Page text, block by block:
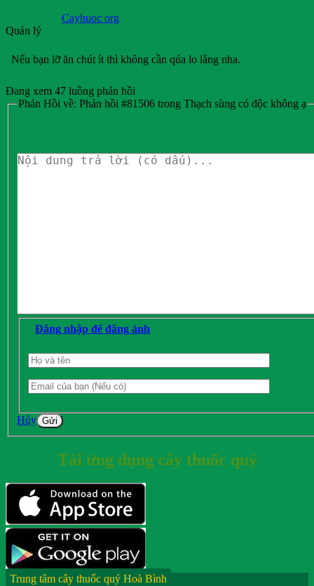
Cayhuoc org
Quản lý
Nếu bạn lỡ ăn chút ít thì không cần qúa lo lắng nha.
Đang xem 47 luồng phản hồi
Phản Hồi về: Phản hồi #81506 trong Thạch sùng có độc không ạ
Đăng nhập để đăng ảnh
Hủy Gửi
Tải ứng dụng cây thuốc quý
Trung tâm cây thuốc quý Hoà Bình